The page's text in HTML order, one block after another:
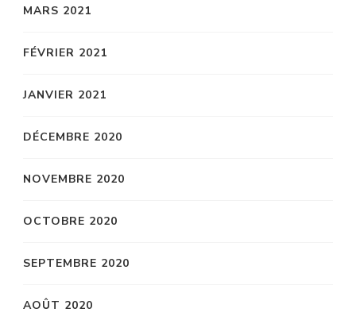
MARS 2021
FÉVRIER 2021
JANVIER 2021
DÉCEMBRE 2020
NOVEMBRE 2020
OCTOBRE 2020
SEPTEMBRE 2020
AOÛT 2020